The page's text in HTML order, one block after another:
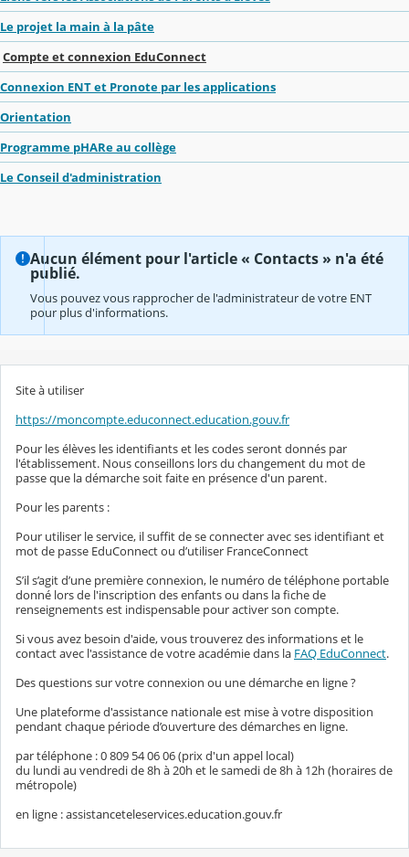
Le projet la main à la pâte
Compte et connexion EduConnect
Connexion ENT et Pronote par les applications
Orientation
Programme pHARe au collège
Le Conseil d'administration
Aucun élément pour l'article « Contacts » n'a été
publié.
Vous pouvez vous rapprocher de l'administrateur de votre ENT
pour plus d'informations.
Site à utiliser
https://moncompte.educonnect.education.gouv.fr
Pour les élèves les identifiants et les codes seront donnés par
l'établissement. Nous conseillons lors du changement du mot de
passe que la démarche soit faite en présence d'un parent.
Pour les parents :
Pour utiliser le service, il suffit de se connecter avec ses identifiant et
mot de passe EduConnect ou d’utiliser FranceConnect
S’il s’agit d’une première connexion, le numéro de téléphone portable
donné lors de l'inscription des enfants ou dans la fiche de
renseignements est indispensable pour activer son compte.
Si vous avez besoin d'aide, vous trouverez des informations et le
contact avec l'assistance de votre académie dans la FAQ EduConnect.
Des questions sur votre connexion ou une démarche en ligne ?
Une plateforme d'assistance nationale est mise à votre disposition
pendant chaque période d’ouverture des démarches en ligne.
par téléphone : 0 809 54 06 06 (prix d'un appel local)
du lundi au vendredi de 8h à 20h et le samedi de 8h à 12h (horaires de
métropole)
en ligne : assistanceteleservices.education.gouv.fr